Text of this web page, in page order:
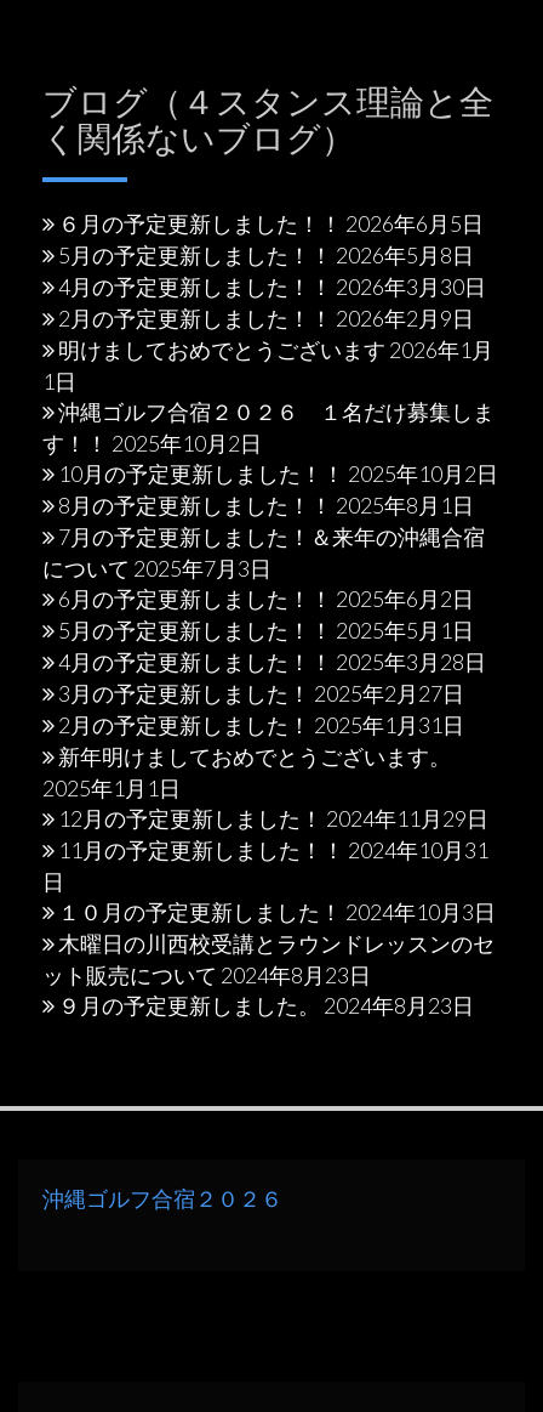
ブログ（４スタンス理論と全
く関係ないブログ）
６月の予定更新しました！！ 2026年6月5日
5月の予定更新しました！！ 2026年5月8日
4月の予定更新しました！！ 2026年3月30日
2月の予定更新しました！！ 2026年2月9日
明けましておめでとうございます 2026年1月
1日
沖縄ゴルフ合宿２０２６ １名だけ募集しま
す！！ 2025年10月2日
10月の予定更新しました！！ 2025年10月2日
8月の予定更新しました！！ 2025年8月1日
7月の予定更新しました！＆来年の沖縄合宿
について 2025年7月3日
6月の予定更新しました！！ 2025年6月2日
5月の予定更新しました！！ 2025年5月1日
4月の予定更新しました！！ 2025年3月28日
3月の予定更新しました！ 2025年2月27日
2月の予定更新しました！ 2025年1月31日
新年明けましておめでとうございます。
2025年1月1日
12月の予定更新しました！ 2024年11月29日
11月の予定更新しました！！ 2024年10月31
日
１０月の予定更新しました！ 2024年10月3日
木曜日の川西校受講とラウンドレッスンのセ
ット販売について 2024年8月23日
９月の予定更新しました。
2024年8月23日
沖縄ゴルフ合宿２０２６